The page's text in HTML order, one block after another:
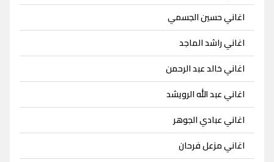
اغاني حسين الجسمي
اغاني راشد الماجد
اغاني خالد عبد الرحمن
اغاني عبد الله الرويشد
اغاني عبادي الجوهر
اغاني مزعل فرحان